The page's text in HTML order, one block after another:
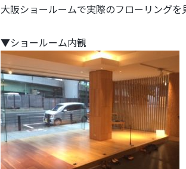
大阪ショールームで実際のフローリングを
▼ショールーム内観